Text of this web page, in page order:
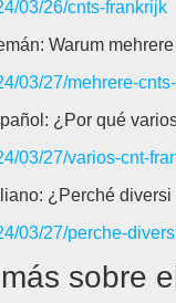
03/26/cnts-frankrijk
Warum
03/27/mehrere-
¿Por qué
03/27/varios-cnt-
¿Perché diversi
03/27/perche-
sobre